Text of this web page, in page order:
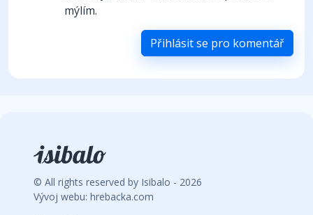
mýlím.
Přihlásit se pro komentář
© All rights reserved by Isibalo - 2026
Vývoj webu: hrebacka.com